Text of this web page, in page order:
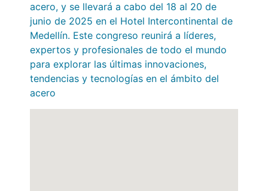
acero, y se llevará a cabo del 18 al 20 de
junio de 2025 en el Hotel Intercontinental de
Medellín. Este congreso reunirá a líderes,
expertos y profesionales de todo el mundo
para explorar las últimas innovaciones,
tendencias y tecnologías en el ámbito del
acero